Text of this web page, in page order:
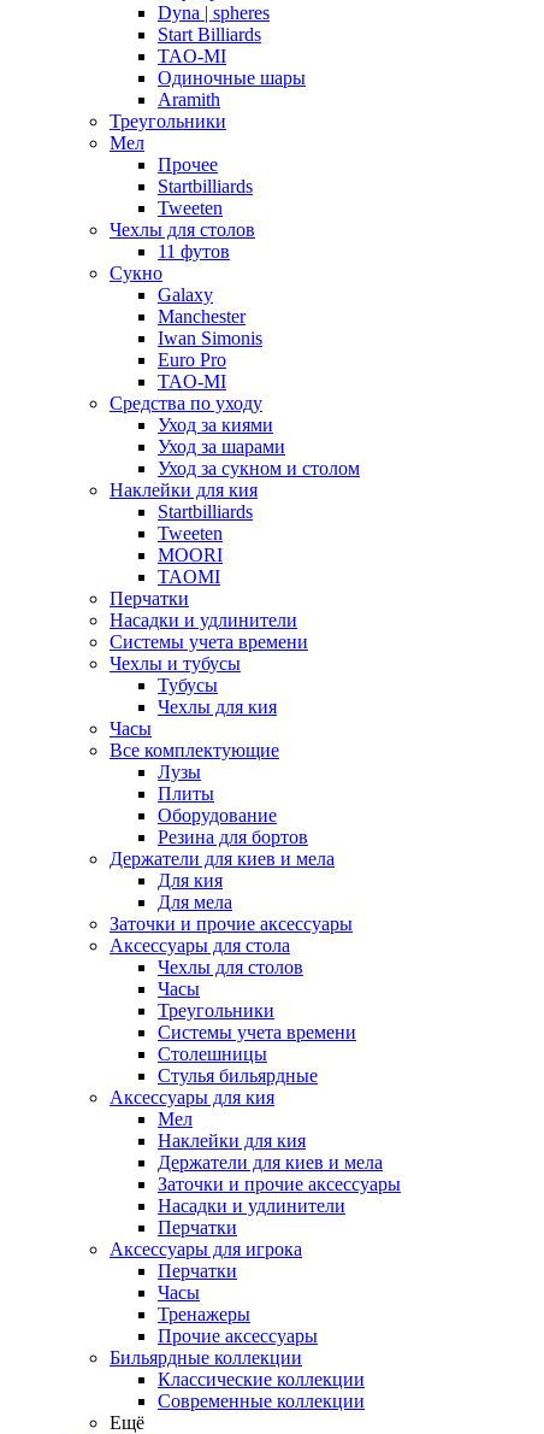
Dyna | spheres
Start Billiards
TAO-MI
Одиночные шары
Aramith
Треугольники
Мел
Прочее
Startbilliards
Tweeten
Чехлы для столов
11 футов
Сукно
Galaxy
Manchester
Iwan Simonis
Euro Pro
TAO-MI
Средства по уходу
Уход за киями
Уход за шарами
Уход за сукном и столом
Наклейки для кия
Startbilliards
Tweeten
MOORI
TAOMI
Перчатки
Насадки и удлинители
Системы учета времени
Чехлы и тубусы
Тубусы
Чехлы для кия
Часы
Все комплектующие
Лузы
Плиты
Оборудование
Резина для бортов
Держатели для киев и мела
Для кия
Для мела
Заточки и прочие аксессуары
Аксессуары для стола
Чехлы для столов
Часы
Треугольники
Системы учета времени
Столешницы
Стулья бильярдные
Аксессуары для кия
Мел
Наклейки для кия
Держатели для киев и мела
Заточки и прочие аксессуары
Насадки и удлинители
Перчатки
Аксессуары для игрока
Перчатки
Часы
Тренажеры
Прочие аксессуары
Бильярдные коллекции
Классические коллекции
Современные коллекции
Ещё